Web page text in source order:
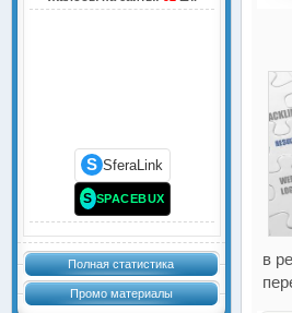
S SferaLink
S SPACEBUX
Полная статистика
Промо материалы
в